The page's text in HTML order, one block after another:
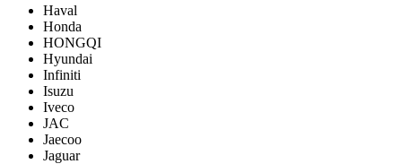
Haval
Honda
HONGQI
Hyundai
Infiniti
Isuzu
Iveco
JAC
Jaecoo
Jaguar